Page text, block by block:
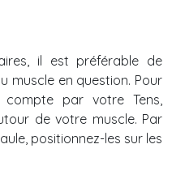
il est préférable de
muscle en question. Pour
par votre Tens,
de votre muscle. Par
positionnez-les sur les